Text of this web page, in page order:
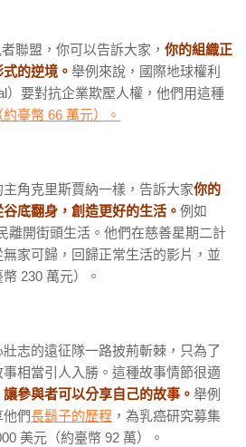
聯盟，你可以告訴大家， 你的組織正
的逆境。 舉例來說，國際地球權利
）要對抗企業欺壓人權，他們用這種
臺幣 66 萬元）。
角克里斯賈納一樣，告訴大家你的
底翻身，創造更好的生活。 例如
離開街頭生活。他們在慈善星期二計
無家可歸，回歸正常生活的影片，並
230 萬元）。
志的遠征隊一路披荊斬棘，只為了
相當引人入勝。這種故事情節很適
讓參與者可以分享自己的故事。 舉例
們長鬍子的歷程 ，為乳癌研究募集
美元（約臺幣 92 萬）。